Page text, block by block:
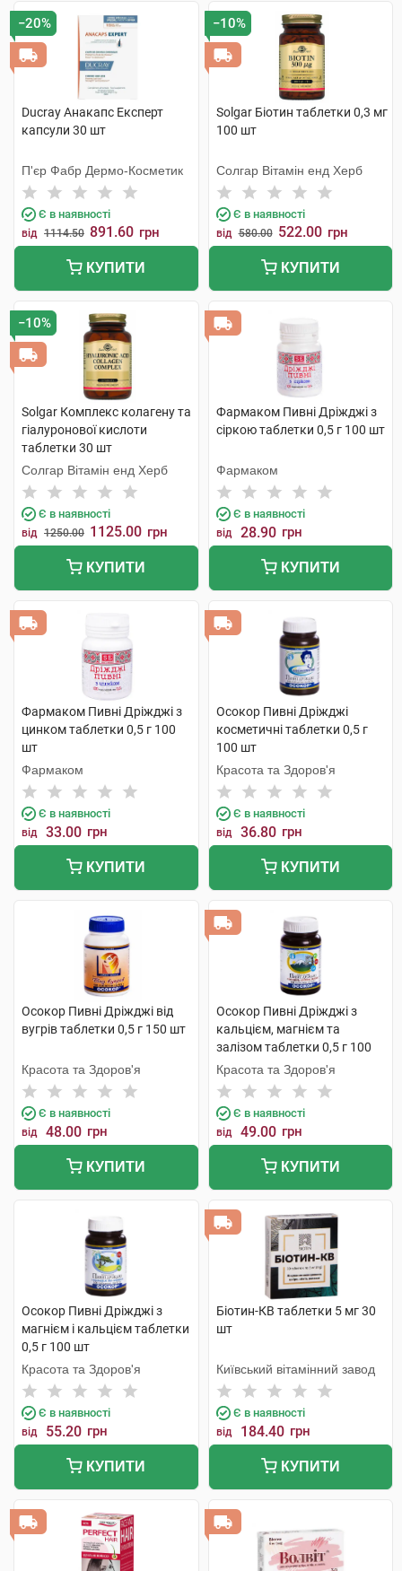
−20%
Ducray Анакапс Експерт
капсули 30 шт
П'єр Фабр Дермо-Косметик
Є в наявності
від 1114.50 891.60 грн
КУПИТИ
−10%
Solgar Біотин таблетки 0,3 мг
100 шт
Солгар Вітамін енд Херб
Є в наявності
від 580.00 522.00 грн
КУПИТИ
−10%
Solgar Комплекс колагену та
гіалуронової кислоти
таблетки 30 шт
Солгар Вітамін енд Херб
Є в наявності
від 1250.00 1125.00 грн
КУПИТИ
Фармаком Пивні Дріжджі з
сіркою таблетки 0,5 г 100 шт
Фармаком
Є в наявності
від 28.90 грн
КУПИТИ
Фармаком Пивні Дріжджі з
цинком таблетки 0,5 г 100
шт
Фармаком
Є в наявності
від 33.00 грн
КУПИТИ
Осокор Пивні Дріжджі
косметичні таблетки 0,5 г
100 шт
Красота та Здоров'я
Є в наявності
від 36.80 грн
КУПИТИ
Осокор Пивні Дріжджі від
вугрів таблетки 0,5 г 150 шт
Красота та Здоров'я
Є в наявності
від 48.00 грн
КУПИТИ
Осокор Пивні Дріжджі з
кальцієм, магнієм та
залізом таблетки 0,5 г 100
шт
Красота та Здоров'я
Є в наявності
від 49.00 грн
КУПИТИ
Осокор Пивні Дріжджі з
магнієм і кальцієм таблетки
0,5 г 100 шт
Красота та Здоров'я
Є в наявності
від 55.20 грн
КУПИТИ
Біотин-КВ таблетки 5 мг 30
шт
Київський вітамінний завод
Є в наявності
від 184.40 грн
КУПИТИ